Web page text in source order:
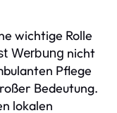
wichtige Rolle
Werbung nicht
Pflege
Bedeutung.
lokalen